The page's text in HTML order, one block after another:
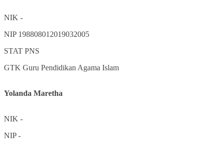
NIK -
NIP 198808012019032005
STAT PNS
GTK Guru Pendidikan Agama Islam
Yolanda Maretha
NIK -
NIP-